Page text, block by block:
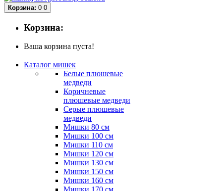
Корзина: 0 0
Корзина:
Ваша корзина пуста!
Каталог мишек
Белые плюшевые
медведи
Коричневые
плюшевые медведи
Серые плюшевые
медведи
Мишки 80 см
Мишки 100 см
Мишки 110 см
Мишки 120 см
Мишки 130 см
Мишки 150 см
Мишки 160 см